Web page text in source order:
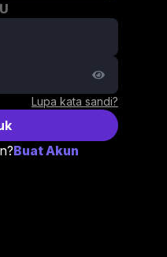
Lupa kata sandi?
Buat Akun